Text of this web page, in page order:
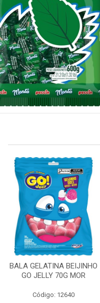
BALA GELATINA BEIJINHO
GO JELLY 70G MOR
Código: 12640